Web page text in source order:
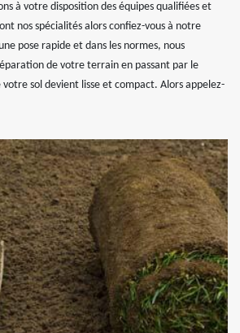
à votre disposition des équipes qualifiées et
nos spécialités alors confiez-vous à notre
pose rapide et dans les normes, nous
de votre terrain en passant par le
sol devient lisse et compact. Alors appelez-